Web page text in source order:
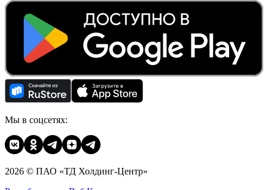
Мы в соцсетях:
2026 © ПАО «ТД Холдинг-Центр»